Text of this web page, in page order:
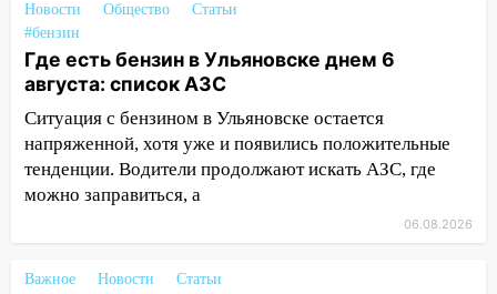
09:50
застрял в тепловозе
09:44 Ульяновские спасатели помогли
юному велосипедисту на улице
Чернышевского
08:21
В Заволжском районе украли два
велосипеда
тридцатиградусная жара: какая будет
Новости Общество
Статьи
#бензин
Где есть бензин в Ульяновске днем 6
августа: список АЗС
Ситуация с бензином в Ульяновске остается
напряженной, хотя уже и появились положительные
тенденции. Водители продолжают искать АЗС, где
можно заправиться, а
06.08.2026
Важное Новости Статьи